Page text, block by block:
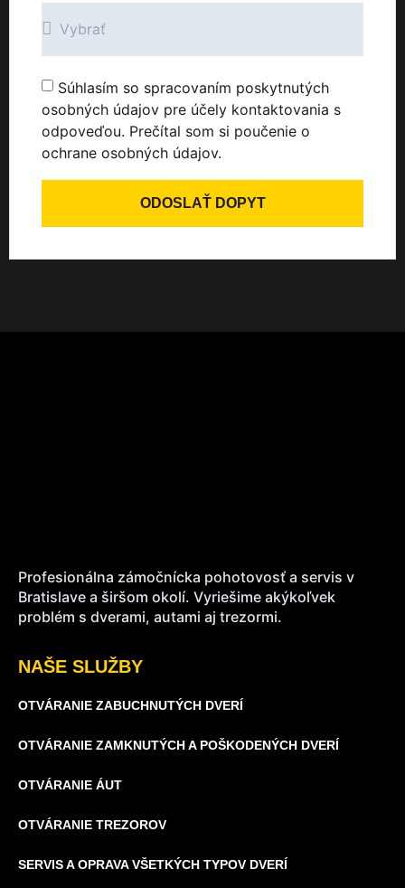
Súhlasím so spracovaním poskytnutých
osobných údajov pre účely kontaktovania s
odpoveďou. Prečítal som si poučenie o
ochrane osobných údajov.
ODOSLAŤ DOPYT
Profesionálna zámočnícka pohotovosť a servis v
Bratislave a širšom okolí. Vyriešime akýkoľvek
problém s dverami, autami aj trezormi.
NAŠE SLUŽBY
OTVÁRANIE ZABUCHNUTÝCH DVERÍ
OTVÁRANIE ZAMKNUTÝCH A POŠKODENÝCH DVERÍ
OTVÁRANIE ÁUT
OTVÁRANIE TREZOROV
SERVIS A OPRAVA VŠETKÝCH TYPOV DVERÍ